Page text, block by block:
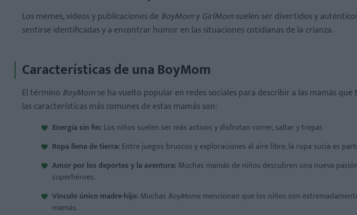
Los memes, videos y publicaciones de BoyMomy GirlMomsuelen ser divertidos y
sentirse identificadas y a encontrar humor en las situaciones cotidianas de la crianza.
Características de una BoyMom
El término BoyMomse ha vuelto popular en redes sociales para describir a las mamás
las características más comunes de estas mamás son:
Energía sin fin: Los niños suelen ser más activos y disfrutan correr, saltar y trepar.
Ropa llena de tierra: Entre juegos bruscos y exploraciones al aire libre, la ropa sucia es
Amor por los deportes y la aventura: Muchas mamás de niños descubren una nueva
superhéroes.
Vinculo único madre-hijo: Muchas BoyMomsmencionan que los niños son
mamás.